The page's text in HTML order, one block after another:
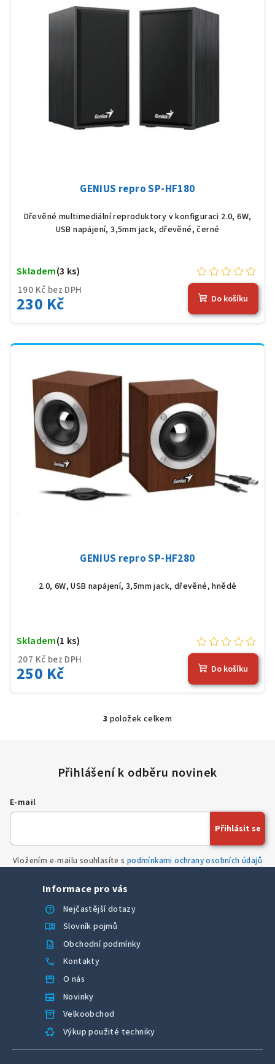
GENIUS repro SP-HF180
Dřevěné multimediální reproduktory v konfiguraci 2.0, 6W,
USB napájení, 3,5mm jack, dřevěné, černé
190 Kč bez DPH
230 Kč
Skladem(3 ks)
Do košíku
GENIUS repro SP-HF280
2.0, 6W, USB napájení, 3,5mm jack, dřevěné, hnědé
207 Kč bez DPH
250 Kč
Skladem(1 ks)
Do košíku
O
á
d
c
v
i
3 položek celkem
E-mail
Vložením e-mailu souhlasíte s podmínkami ochrany osobních údajů
Přihlásit se
Informace pro vás
help
Nejčastější dotazy
menu_book Slovník pojmů
description Obchodní podmínky
call Kontakty
storefront O nás
newspaper Novinky
inventory_2 Velkoobchod
recycling Výkup použité techniky